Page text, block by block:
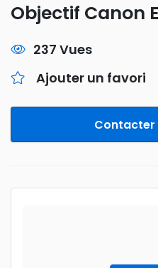
Objectif Canon
237 Vues
Ajouter un favori
Contacter